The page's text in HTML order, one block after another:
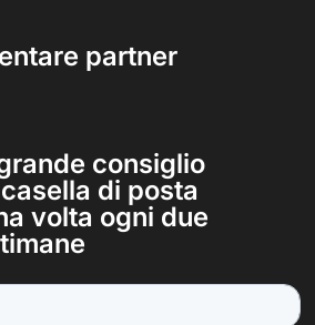
partner
consiglio
di posta
volta ogni due